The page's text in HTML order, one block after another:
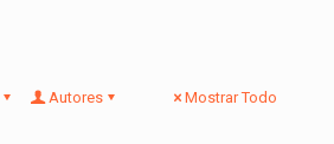
Autores Mostrar Todo